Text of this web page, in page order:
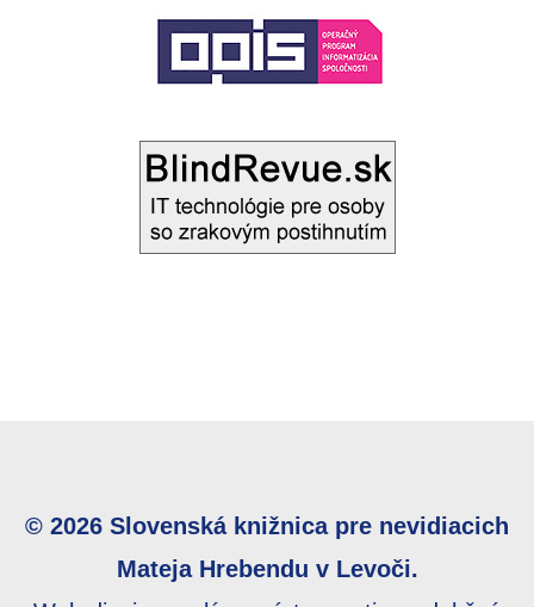
© 2026 Slovenská knižnica pre nevidiacich
Mateja Hrebendu v Levoči.